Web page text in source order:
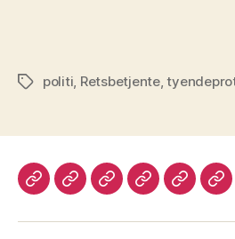
Tagspoliti Retsbetjente,
Velkommen
Lægdsruller
Programmer
LoginKontakt